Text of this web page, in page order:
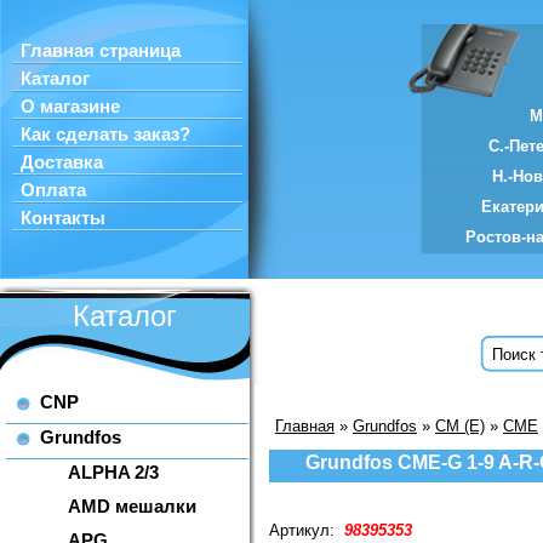
Главная страница
Каталог
О магазине
Как сделать заказ?
Доставка
Оплата
Контакты
С.-
Н.-
Ростов-
Каталог
CNP
Grundfos
ALPHA 2/3
AMD мешалки
Главная » Grundfos » CM (E) » CME
Grundfos CME-G 1-9 A-
Артикул: 98395353